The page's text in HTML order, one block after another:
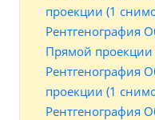
проекции (1
Рентгенография
Прямой проекции
Рентгенография
проекции (1
Рентгенография